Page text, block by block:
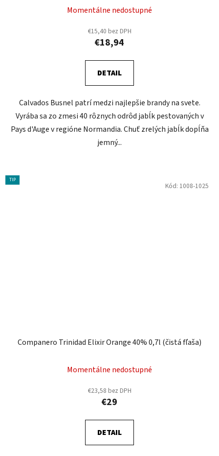
Momentálne nedostupné
€15,40 bez DPH
€18,94
DETAIL
Calvados Busnel patrí medzi najlepšie brandy na svete.
Vyrába sa zo zmesi 40 rôznych odrôd jabĺk pestovaných v
Pays d'Auge v regióne Normandia. Chuť zrelých jabĺk dopĺňa
jemný...
TIP
Companero Trinidad Elixir Orange 40% 0,7l (čistá fľaša)
Momentálne nedostupné
€23,58 bez DPH
€29
DETAIL
Kód: 1008-1025